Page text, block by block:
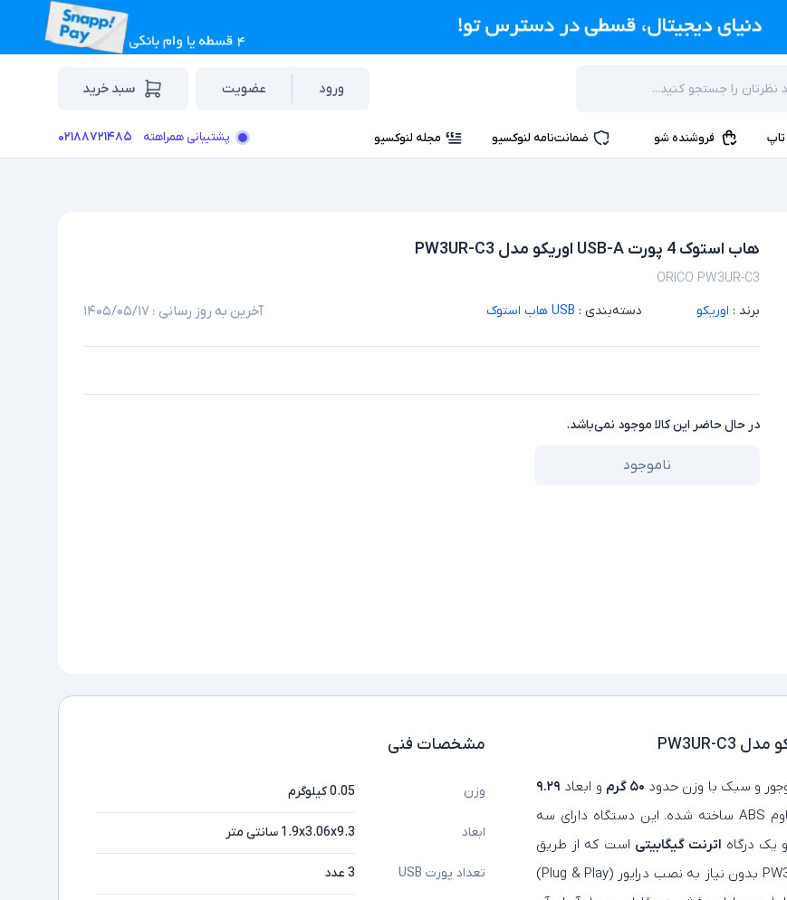
ورود عضویت سبد خرید
فروشنده شو ضمانت‌نامه لنوکسیو مجله لنوکسیو پشتیبانی همراهته ۰۲۱۸۸۷۲۱۴۸۵
هاب استوک 4 پورت USB-A اوریکو مدل PW3UR-C3
ORICO PW3UR-C3
برند : اوریکو دسته‌بندی : USB هاب استوک آخرین به روز رسانی : ۱۴۰۵/۰۵/۱۷
در حال حاضر این کالا موجود نمی‌باشد.
ناموجود
و سبک با وزن حدود ۵۰ گرم و ابعاد ۹.۲۹
است که با بدنه‌ای از پلاستیک مقاوم ABS ساخته شده. این دستگاه دارای سه
اترنت گیگابیتی است که از طریق
به لپ‌تاپ یا رایانه متصل می‌شود. هاب PW3UR-C3 بدون نیاز به نصب درایور (Plug & Play)
مشخصات فنی
وزن 0.05 کیلوگرم
ابعاد 1.9x3.06x9.3 سانتی متر
تعداد پورت USB 3 عدد